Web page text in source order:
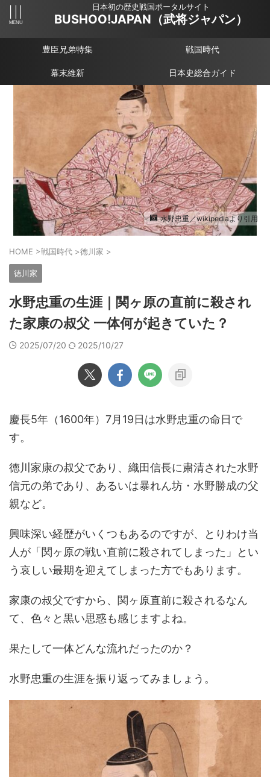
日本初の歴史戦国ポータルサイト
BUSHOO!JAPAN（武将ジャパン）
豊臣兄弟特集 戦国時代
幕末維新 日本史総合ガイド
水野忠重／wikipediaより引用
HOME >戦国時代 >徳川家 >
徳川家
水野忠重の生涯｜関ヶ原の直前に殺され
た家康の叔父 一体何が起きていた？
2025/07/20 2025/10/27
慶長5年（1600年）7月19日は水野忠重の命日で
す。
徳川家康の叔父であり、織田信長に粛清された水野
信元の弟であり、あるいは暴れん坊・水野勝成の父
親など。
興味深い経歴がいくつもあるのですが、とりわけ当
人が「関ヶ原の戦い直前に殺されてしまった」とい
う哀しい最期を迎えてしまった方でもあります。
家康の叔父ですから、関ヶ原直前に殺されるなん
て、色々と黒い思惑も感じますよね。
果たして一体どんな流れだったのか？
水野忠重の生涯を振り返ってみましょう。